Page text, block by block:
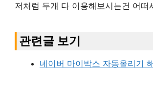
저처럼 두개 다 이용해보시는건 어떠
관련글 보기
네이버 마이박스 자동올리기